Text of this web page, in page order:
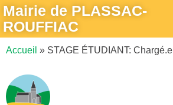
Mairie de PLASSAC-
ROUFFIAC
Accueil » STAGE ÉTUDIANT: